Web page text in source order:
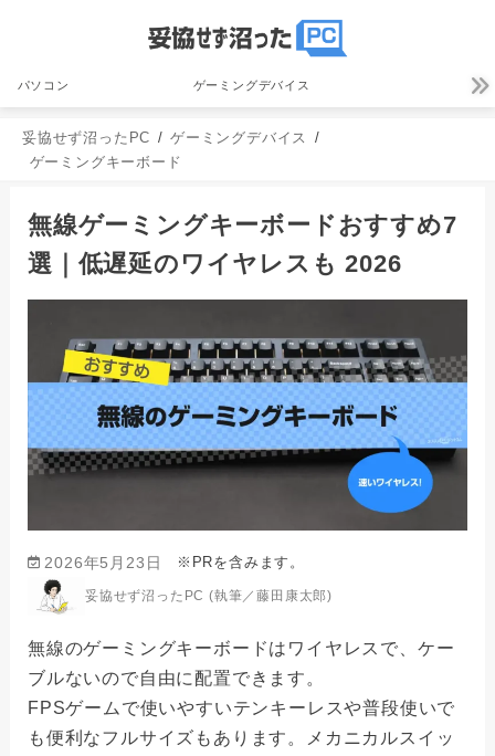
パソコン ゲーミングデバイス
妥協せず沼ったPC
ゲーミングデバイス
ゲーミングキーボード
無線ゲーミングキーボードおすすめ7
選｜低遅延のワイヤレスも 2026
2026年5月23日 ※PRを含みます。
妥協せず沼ったPC (執筆／藤田康太郎)
無線のゲーミングキーボードはワイヤレスで、ケー
ブルないので自由に配置できます。
FPSゲームで使いやすいテンキーレスや普段使いで
も便利なフルサイズもあります。メカニカルスイッ